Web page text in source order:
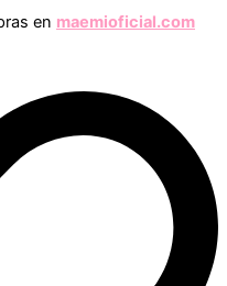
en maemioficial.com